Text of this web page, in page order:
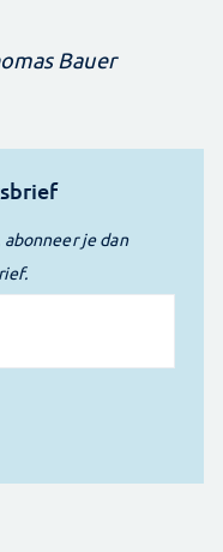
Bauer
je dan